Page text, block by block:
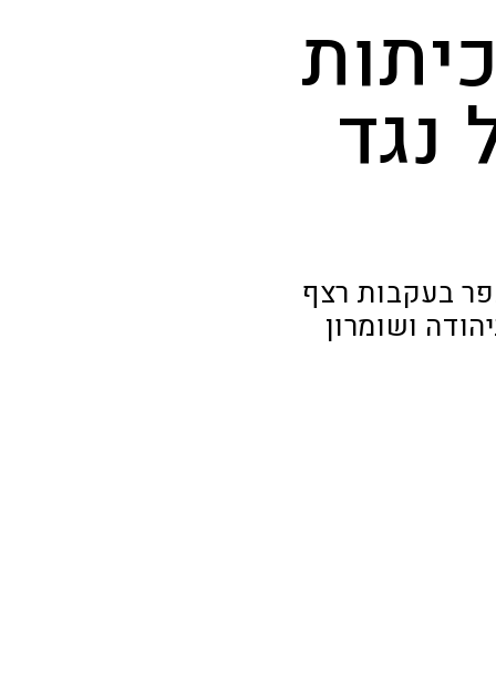
נגד
בעקבות רצף
ושומרון